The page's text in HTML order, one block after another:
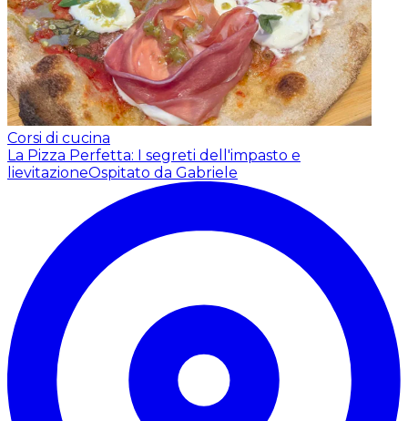
Corsi di cucina
La Pizza Perfetta: I segreti dell'impasto e
lievitazioneOspitato da Gabriele